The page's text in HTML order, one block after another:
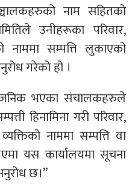
नाम सहितको
उनीहरूका परिवार,
सम्पत्ति लुकाएको
गरेको हो ।
भएका संचालकहरुले
हिनामिना गरी परिवार,
नाममा सम्पत्ति वा
यस कार्यालयमा सूचना
छ।”